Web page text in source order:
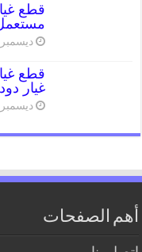
ديسمبر 1, 2023
غيار
ديسمبر 1, 2023
أهم الصفحات